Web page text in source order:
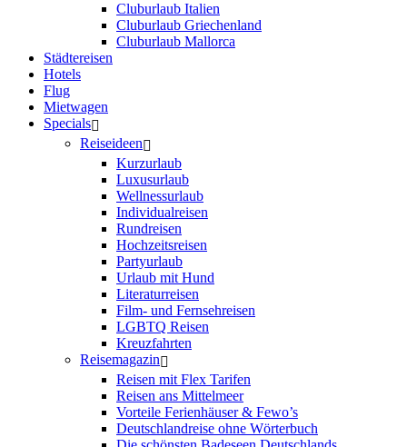
Cluburlaub Italien
Cluburlaub Griechenland
Cluburlaub Mallorca
Städtereisen
Hotels
Flug
Mietwagen
Specials
Reiseideen
Kurzurlaub
Luxusurlaub
Wellnessurlaub
Individualreisen
Rundreisen
Hochzeitsreisen
Partyurlaub
Urlaub mit Hund
Literaturreisen
Film- und Fernsehreisen
LGBTQ Reisen
Kreuzfahrten
Reisemagazin
Reisen mit Flex Tarifen
Reisen ans Mittelmeer
Vorteile Ferienhäuser & Fewo’s
Deutschlandreise ohne Wörterbuch